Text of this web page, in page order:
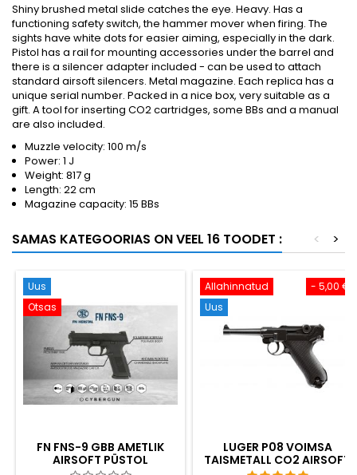
Shiny brushed metal slide catches the eye. Heavy. Has a
functioning safety switch, the hammer mover when firing. The
sights have white dots for easier aiming, especially in the dark.
Pistol has a rail for mounting accessories under the barrel and
there is a silencer adapter included - can be used to attach
standard airsoft silencers. Metal magazine. Each replica has a
unique serial number. Packed in a nice box, very suitable as a
gift. A tool for inserting CO2 cartridges, some BBs and a manual
are also included.
Muzzle velocity: 100 m/s
Power: 1 J
Weight: 817 g
Length: 22 cm
Magazine capacity: 15 BBs
SAMAS KATEGOORIAS ON VEEL 16 TOODET : >
<
Uus
Otsas
FN FNS-9 GBB AMETLIK
AIRSOFT PÜSTOL
- 5,00 €
Allahinnatud
Uus
LUGER P08 VOIMSA
TAISMETALL CO2 AIRSOFT